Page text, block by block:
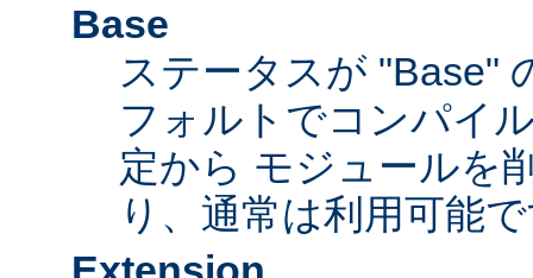
Base
ステータスが "Base"
フォルトでコンパイ
定から モジュールを
り、通常は利用可能